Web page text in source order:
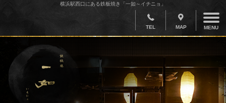
横浜駅西口にある鉄板焼き「一如～イチニョ」
TEL MAP MENU